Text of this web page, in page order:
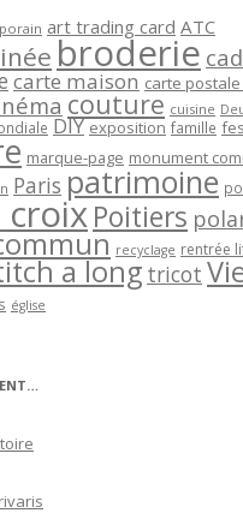
art trading card ATC
broderie
carte maison carte
couture cuisine
DIY exposition famille
marque-page monument
Paris patrimoine
Poitiers
recyclage rentrée
a long tricot
église